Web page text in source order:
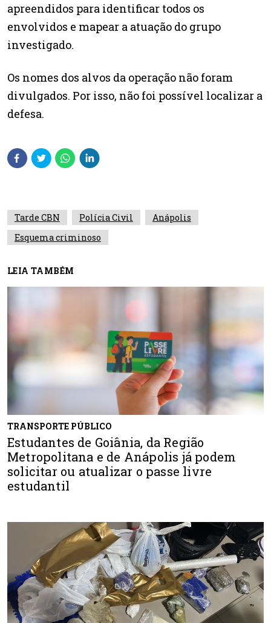
apreendidos para identificar todos os
envolvidos e mapear a atuação do grupo
investigado.
Os nomes dos alvos da operação não foram
divulgados. Por isso, não foi possível localizar a
defesa.
Tarde CBN Polícia Civil
Anápolis
Esquema criminoso
LEIA TAMBÉM
TRANSPORTE PÚBLICO
Estudantes de Goiânia, da Região
Metropolitana e de Anápolis já podem
solicitar ou atualizar o passe livre
estudantil